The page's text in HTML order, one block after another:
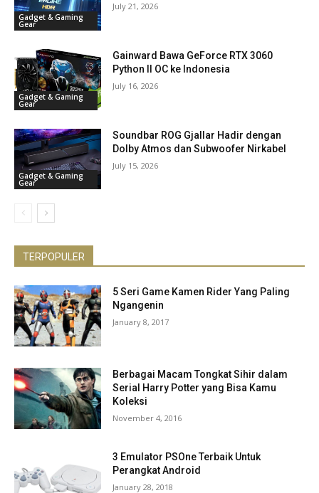
Gadget & Gaming
Gear
July 21, 2026
Gadget & Gaming
Gear
Gainward Bawa GeForce RTX 3060
Python II OC ke Indonesia
July 16, 2026
Gadget & Gaming
Gear
Soundbar ROG Gjallar Hadir dengan
Dolby Atmos dan Subwoofer Nirkabel
July 15, 2026
TERPOPULER
5 Seri Game Kamen Rider Yang Paling
Ngangenin
January 8, 2017
Berbagai Macam Tongkat Sihir dalam
Serial Harry Potter yang Bisa Kamu
Koleksi
November 4, 2016
3 Emulator PSOne Terbaik Untuk
Perangkat Android
January 28, 2018